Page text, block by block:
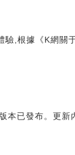
,根據《K網關
已發布。更新